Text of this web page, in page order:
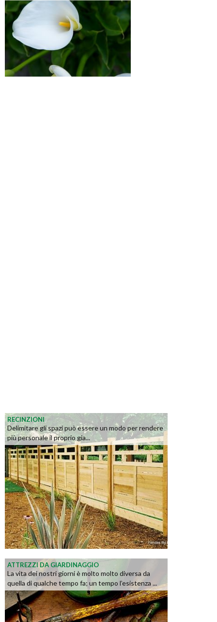
RECINZIONI
Delimitare gli spazi può essere un modo per rendere
più personale il proprio gia...
ATTREZZI DA GIARDINAGGIO
La vita dei nostri giorni è molto molto diversa da
quella di qualche tempo fa; un tempo l’esistenza ...